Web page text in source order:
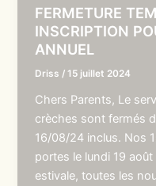
FERMETURE
INSCRIPTION
ANNUEL
Driss /15 juillet 2024
Chers Parents, Le
crèches sont fermés
16/08/24 inclus. Nos
portes le lundi 19
estivale, toutes les